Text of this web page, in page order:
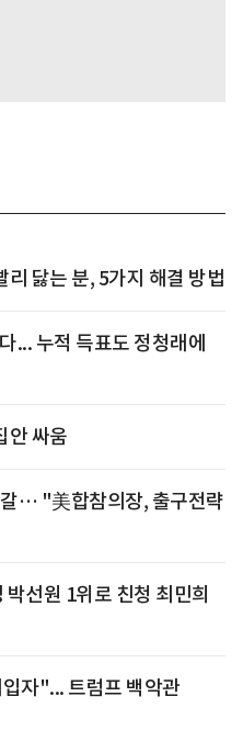
닳는 분, 5가지 해결 방법
... 누적 득표도 정청래에
안 싸움
… "美합참의장, 출구전략
선원 1위로 친청 최민희
자"... 트럼프 백악관